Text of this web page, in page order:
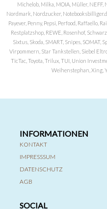
Michelob, Milka, MOIA, Müller, NEFF,
Nordmark, Nordzucker,
Payever, Penny, Pepsi, Perfood, Raffaello,
Restplatzshop, REWE, Rosenhof,
Sixtus, Skoda, SMART, Snipes,
Virpommern, Star Tankstellen, Siebel
TicTac, Toyota, Trilux, TUI, Union
Weihenstephan, Xing,
INFORMATIONEN
KONTAKT
IMPRESSSUM
DATENSCHUTZ
AGB
SOCIAL